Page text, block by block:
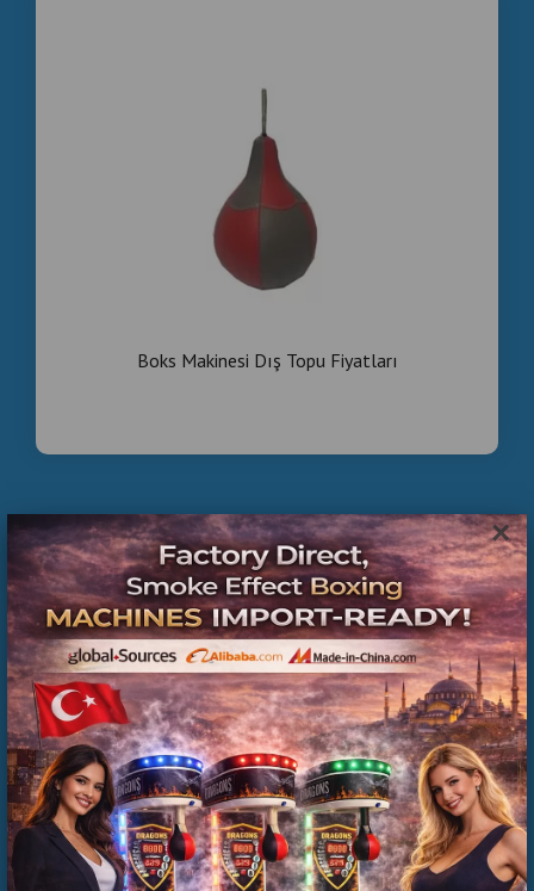
×
Boks Makinesi Dış Topu Fiyatları
İkinci El Boks Makinesi Satışı | Teknik Servis